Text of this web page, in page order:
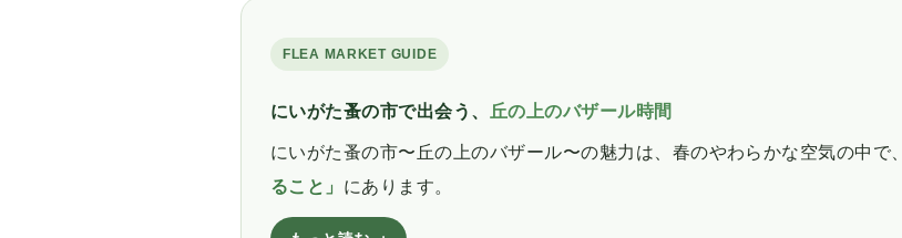
FLEA MARKET GUIDE
にいがた蚤の市で出会う、 丘の上のバザール時間
にいがた蚤の市〜丘の上のバザール〜の魅力は、春のやわらかな空気の中で、
ること」 にあります。